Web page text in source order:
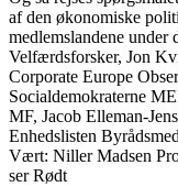
af den økonomiske
medlemslandene
Velfærdsforsker, Jon
Corporate Europe
Socialdemokraterne
MF, Jacob Elleman-
Enhedslisten
Vært: Niller Madsen
ser Rødt